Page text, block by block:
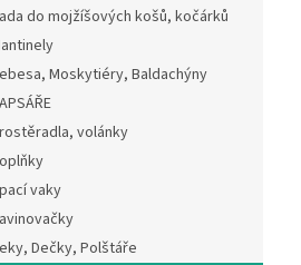
do mojžíšových košů, kočárků
Moskytiéry, Baldachýny
volánky
vaky
Dečky, Polštáře